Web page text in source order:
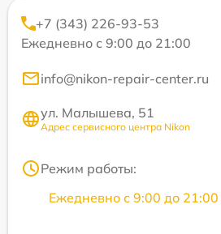
+7 (343) 226-93-53
Ежедневно с 9:00 до 21:00
info@nikon-repair-center.ru
ул. Малышева, 51
Адрес сервисного центра Nikon
Режим работы:
Ежедневно с 9:00 до 21:00